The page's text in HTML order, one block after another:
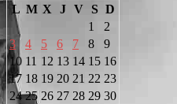
L M X J V S D
1
2
3
4 5 6 7 8
9
10 11 12 13 14 15 16
17 18 19 20 21 22 23
24 25 26 27 28 29 30